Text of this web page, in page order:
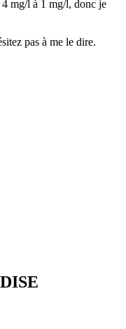
mg/l à 1 mg/l, donc je
pas à me le dire.